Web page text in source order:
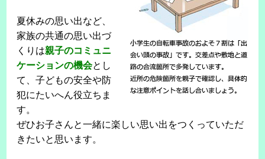
夏休みの思い出など、
家族の共通の思い出づ
くりは親子のコミュニ
ケーションの機会とし
て、子どもの安全や防
犯にたいへん役立ちま
す。
ぜひお子さんと一緒に楽しい思い出をつくっていただ
きたいと思います。